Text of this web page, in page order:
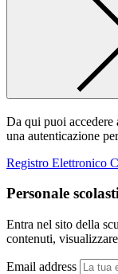
Da qui puoi
una autenticazione
Registro Elettronico
Personale
Entra nel sito della
contenuti,
Email address